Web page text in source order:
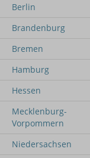
Berlin
Brandenburg
Bremen
Hamburg
Hessen
Mecklenburg-
Vorpommern
Niedersachsen